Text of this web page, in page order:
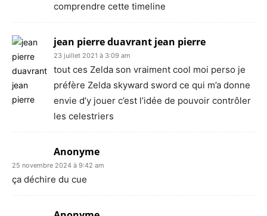
comprendre cette timeline
jean pierre duavrant jean pierre
23 juillet 2021 à 3:09 am
tout ces Zelda son vraiment cool moi perso je
préfère Zelda skyward sword ce qui m’a donne
envie d’y jouer c’est l’idée de pouvoir contrôler
les celestriers
Anonyme
25 novembre 2024 à 9:42 am
ça déchire du cue